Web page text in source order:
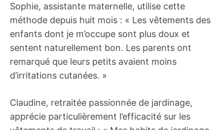
Sophie, assistante maternelle, utilise cette
méthode depuis huit mois : « Les vêtements des
enfants dont je m’occupe sont plus doux et
sentent naturellement bon. Les parents ont
remarqué que leurs petits avaient moins
d’irritations cutanées. »
Claudine, retraitée passionnée de jardinage,
apprécie particulièrement l’efficacité sur les